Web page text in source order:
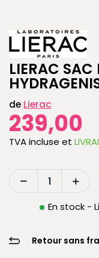
LIERAC SAC
de Lierac
239,00
TVA incluse et
En stock -
Retour sans